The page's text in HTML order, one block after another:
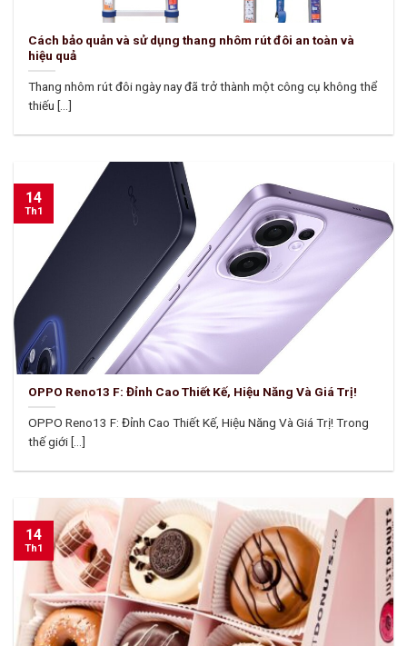
Cách bảo quản và sử dụng thang nhôm rút đôi an toàn và
hiệu quả
Thang nhôm rút đôi ngày nay đã trở thành một công cụ không thể
thiếu [...]
OPPO Reno13 F: Đỉnh Cao Thiết Kế, Hiệu Năng Và Giá Trị!
OPPO Reno13 F: Đỉnh Cao Thiết Kế, Hiệu Năng Và Giá Trị! Trong
thế giới [...]
14
Th1
14
Th1